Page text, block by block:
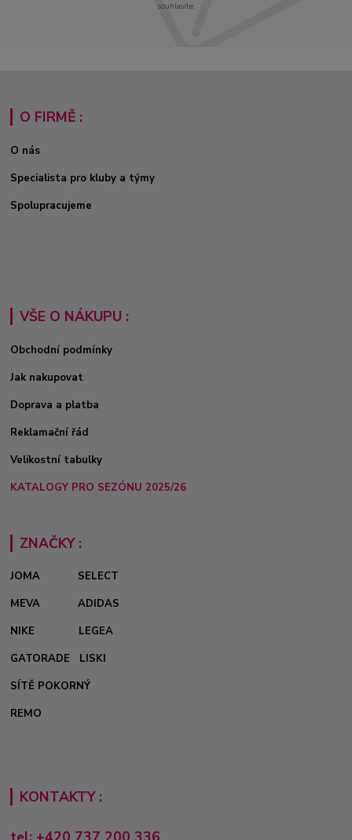
souhlasíte.
O FIRMĚ :
O nás
Specialista pro kluby a týmy
Spolupracujeme
VŠE O NÁKUPU :
Obchodní podmínky
Jak nakupovat
Doprava a platba
Reklamační řád
Velikostní tabulky
KATALOGY PRO SEZÓNU 2025/26
ZNAČKY :
JOMA
SELECT
MEVA
ADIDAS
NIKE
LEGEA
GATORADE
LISKI
SÍTĚ POKORNÝ
REMO
KONTAKTY :